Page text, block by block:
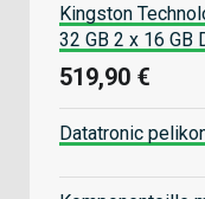
Kingston
32 GB 2 x 16 GB
519,90 €
Datatronic